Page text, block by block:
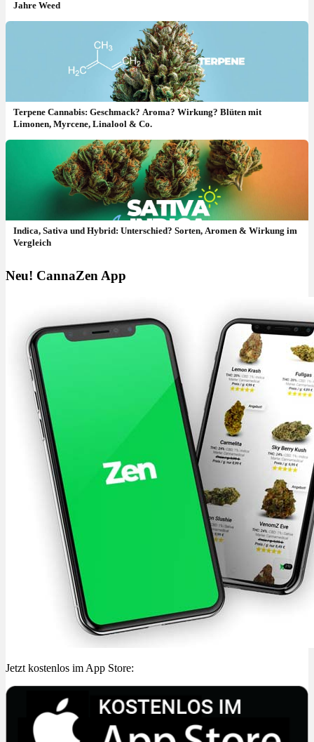
Jahre Weed
Terpene Cannabis: Geschmack? Aroma? Wirkung? Blüten mit
Limonen, Myrcene, Linalool & Co.
Indica, Sativa und Hybrid: Unterschied? Sorten, Aromen & Wirkung im
Vergleich
Neu! CannaZen App
Jetzt kostenlos im App Store: